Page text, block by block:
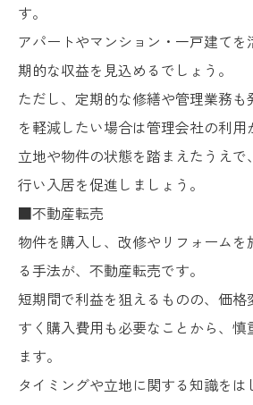
す。
アパートやマンション・一戸建て
期的な収益を見込めるでしょう。
ただし、定期的な修繕や管理業務
を軽減したい場合は管理会社の利用
立地や物件の状態を踏まえたうえで
行い入居を促進しましょう。
■不動産転売
物件を購入し、改修やリフォーム
る手法が、不動産転売です。
短期間で利益を狙えるものの、価
すく購入費用も必要なことから、
ます。
タイミングや立地に関する知識をは